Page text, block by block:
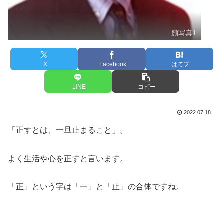
顔写真1
X Facebook はてブ
LINE コピー
2022.07.18
「正すとは、一旦止まること」。
よく生活や心を正すと言います。
「正」という字は「一」と「止」の合体ですね。